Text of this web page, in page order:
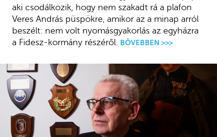
aki csodálkozik, hogy nem szakadt rá a plafon
Veres András püspökre, amikor az a minap arról
beszélt: nem volt nyomásgyakorlás az egyházra
a Fidesz-kormány részéről. BŐVEBBEN >>>